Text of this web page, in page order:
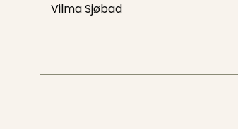
Vilma Sjøbad